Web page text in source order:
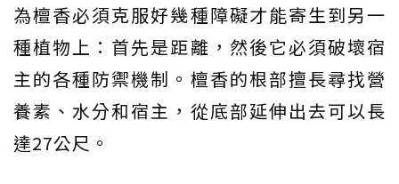
為檀香必須克服好幾種障礙才能寄生到另一
種植物上：首先是距離，然後它必須破壞宿
主的各種防禦機制。檀香的根部擅長尋找營
養素、水分和宿主，從底部延伸出去可以長
達27公尺。